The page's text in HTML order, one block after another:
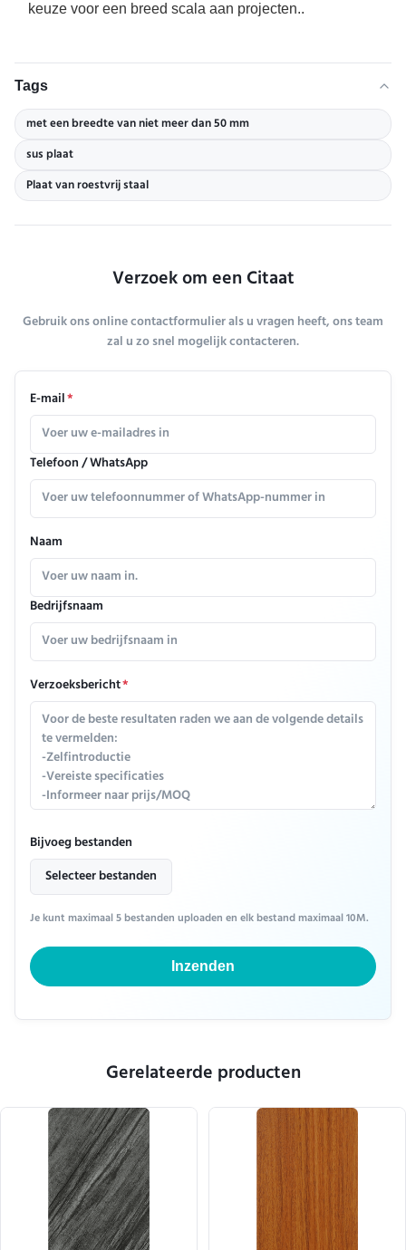
keuze voor een breed scala aan projecten..
Tags
met een breedte van niet meer dan 50 mm
sus plaat
Plaat van roestvrij staal
Verzoek om een Citaat
Gebruik ons online contactformulier als u vragen heeft, ons team
zal u zo snel mogelijk contacteren.
E-mail*
Telefoon / WhatsApp
Naam
Bedrijfsnaam
Verzoeksbericht*
Bijvoeg bestanden
Selecteer bestanden
Je kunt maximaal 5 bestanden uploaden en elk bestand maximaal 10M.
Inzenden
Gerelateerde producten